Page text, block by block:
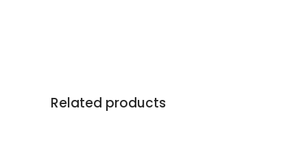
Related products